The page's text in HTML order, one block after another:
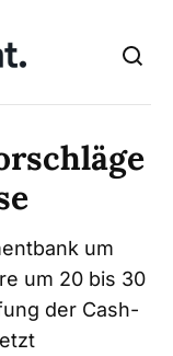
um
um 20 bis 30
der Cash-